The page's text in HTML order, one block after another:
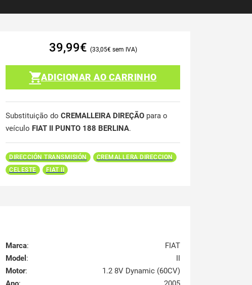
39,99€ 33,05€
ADICIONAR AO CARRINHO
Substituição do CREMALLEIRA DIREÇÃO para o
veículo FIAT II PUNTO 188 BERLINA.
DIRECCIÓN TRANSMISIÓN
CREMALLERA DIRECCION
CELESTE
FIAT II
Marca:
FIAT
Model :
II
Motor:
1.2 8V Dynamic (60CV)